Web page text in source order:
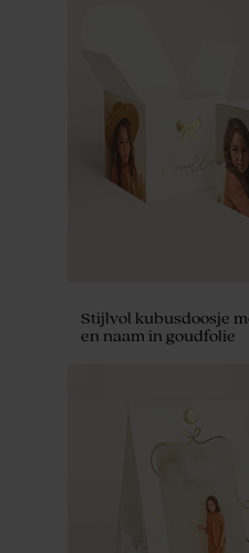
Katoenen lint roze
Stijlvol kubusdoosje
en naam in goudfolie